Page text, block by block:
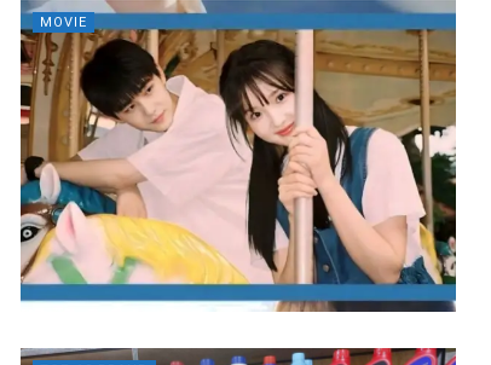
MOVIE